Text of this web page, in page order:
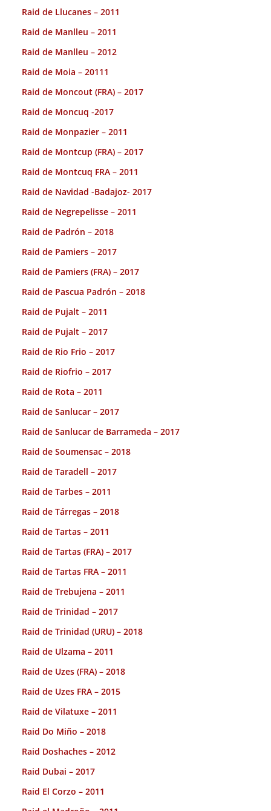
Raid de Llucanes – 2011
Raid de Manlleu – 2011
Raid de Manlleu – 2012
Raid de Moia – 20111
Raid de Moncout (FRA) – 2017
Raid de Moncuq -2017
Raid de Monpazier – 2011
Raid de Montcup (FRA) – 2017
Raid de Montcuq FRA – 2011
Raid de Navidad -Badajoz- 2017
Raid de Negrepelisse – 2011
Raid de Padrón – 2018
Raid de Pamiers – 2017
Raid de Pamiers (FRA) – 2017
Raid de Pascua Padrón – 2018
Raid de Pujalt – 2011
Raid de Pujalt – 2017
Raid de Rio Frio – 2017
Raid de Riofrio – 2017
Raid de Rota – 2011
Raid de Sanlucar – 2017
Raid de Sanlucar de Barrameda – 2017
Raid de Soumensac – 2018
Raid de Taradell – 2017
Raid de Tarbes – 2011
Raid de Tárregas – 2018
Raid de Tartas – 2011
Raid de Tartas (FRA) – 2017
Raid de Tartas FRA – 2011
Raid de Trebujena – 2011
Raid de Trinidad – 2017
Raid de Trinidad (URU) – 2018
Raid de Ulzama – 2011
Raid de Uzes (FRA) – 2018
Raid de Uzes FRA – 2015
Raid de Vilatuxe – 2011
Raid Do Miño – 2018
Raid Doshaches – 2012
Raid Dubai – 2017
Raid El Corzo – 2011